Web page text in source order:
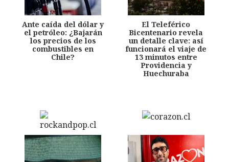
Ante caída del dólar y
el petróleo: ¿Bajarán
los precios de los
combustibles en
Chile?
El Teleférico
Bicentenario revela
un detalle clave: así
funcionará el viaje de
13 minutos entre
Providencia y
Huechuraba